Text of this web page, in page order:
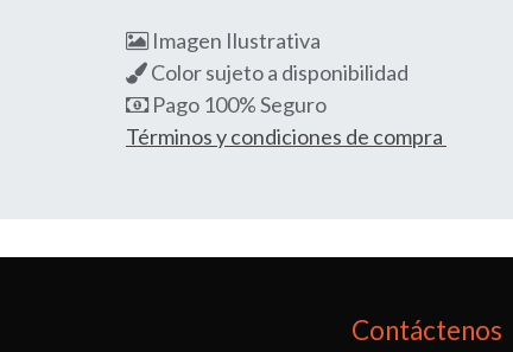
Imagen Ilustrativa
Color sujeto a disponibilidad
Pago 100% Seguro
Términos y condiciones de compra
Contáctenos